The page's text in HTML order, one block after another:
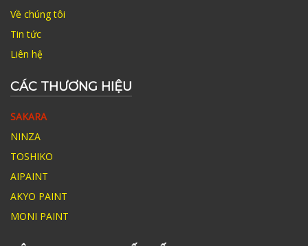
Về chúng tôi
Tin tức
Liên hệ
CÁC THƯƠNG HIỆU
SAKARA
NINZA
TOSHIKO
AIPAINT
AKYO PAINT
MONI PAINT